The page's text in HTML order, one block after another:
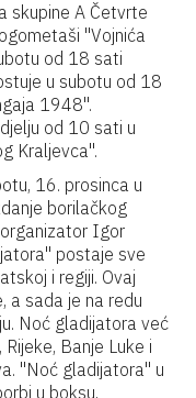
skupine A Četvrte
"Vojnića
od 18 sati
u subotu od 18
1948".
od 10 sati u
Kraljevca".
16. prosinca u
borilačkog
Igor
postaje sve
i regiji. Ovaj
a sada je na redu
Noć gladijatora već
Banje Luke i
"Noć gladijatora" u
u boksu,